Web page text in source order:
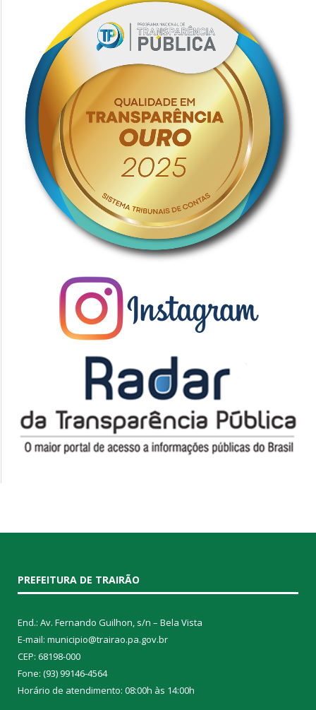
PREFEITURA DE TRAIRÃO
End.: Av. Fernando Guilhon, s/n – Bela Vista
E-mail: municipio@trairao.pa.gov.br
CEP: 68198-000
Fone: (93) 99146-4564
Horário de atendimento: 08:00h às 14:00h